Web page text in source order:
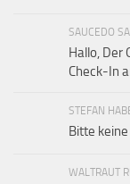
SAUCEDO
Hallo, Der
Check-In
STEFAN
Bitte
WALTRAUT